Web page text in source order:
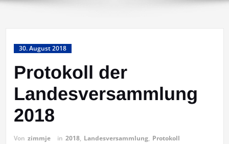
30. August 2018
Protokoll der
Landesversammlung
2018
Von zimmje in 2018, Landesversammlung, Protokoll